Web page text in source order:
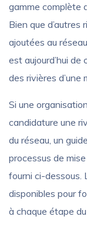
gamme complète
Bien que
ajoutées au
est aujourd’hui
des rivières d’une
Si une
candidature une
du réseau, un
processus de
fourni ci-dessous.
disponibles pour
à chaque étape